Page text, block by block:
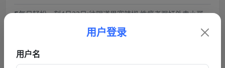
的快乐体验
5每日轻松一刻4月23日:往阴道里塞辣椒,性瘾者强奸外卖小哥.
从抚仙湖梦碎到过往风波：黑料明星华晨宇事件复盘，流量与
用户登录
用户名